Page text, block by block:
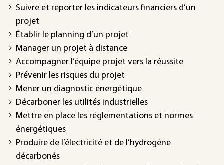
Suivre et reporter les indicateurs financiers d’un
projet
Établir le planning d’un projet
Manager un projet à distance
Accompagner l’équipe projet vers la réussite
Prévenir les risques du projet
Mener un diagnostic énergétique
Décarboner les utilités industrielles
Mettre en place les réglementations et normes
énergétiques
Produire de l’électricité et de l’hydrogène
décarbonés